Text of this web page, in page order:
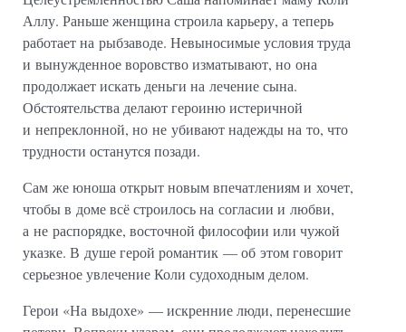
Аллу. Раньше женщина строила карьеру, а теперь
работает на рыбзаводе. Невыносимые условия труда
и вынужденное воровство изматывают, но она
продолжает искать деньги на лечение сына.
Обстоятельства делают героиню истеричной
и непреклонной, но не убивают надежды на то, что
трудности останутся позади.
Сам же юноша открыт новым впечатлениям и хочет,
чтобы в доме всё строилось на согласии и любви,
а не распорядке, восточной философии или чужой
указке. В душе герой романтик — об этом говорит
серьезное увлечение Коли судоходным делом.
Герои «На выдохе» — искренние люди, перенесшие